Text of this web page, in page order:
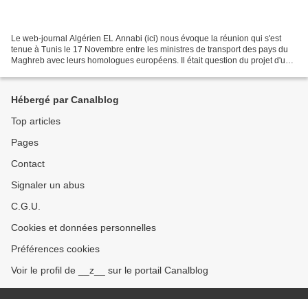
Le web-journal Algérien EL Annabi (ici) nous évoque la réunion qui s'est
tenue à Tunis le 17 Novembre entre les ministres de transport des pays du
Maghreb avec leurs homologues européens. Il était question du projet d'un
Hébergé par Canalblog
Top articles
Pages
Contact
Signaler un abus
C.G.U.
Cookies et données personnelles
Préférences cookies
Voir le profil de __z__ sur le portail Canalblog